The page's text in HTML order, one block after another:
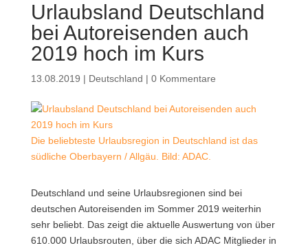
Urlaubsland Deutschland
bei Autoreisenden auch
2019 hoch im Kurs
13.08.2019 | Deutschland | 0 Kommentare
Die beliebteste Urlaubsregion in Deutschland ist das
südliche Oberbayern / Allgäu. Bild: ADAC.
Deutschland und seine Urlaubsregionen sind bei
deutschen Autoreisenden im Sommer 2019 weiterhin
sehr beliebt. Das zeigt die aktuelle Auswertung von über
610.000 Urlaubsrouten, über die sich ADAC Mitglieder in